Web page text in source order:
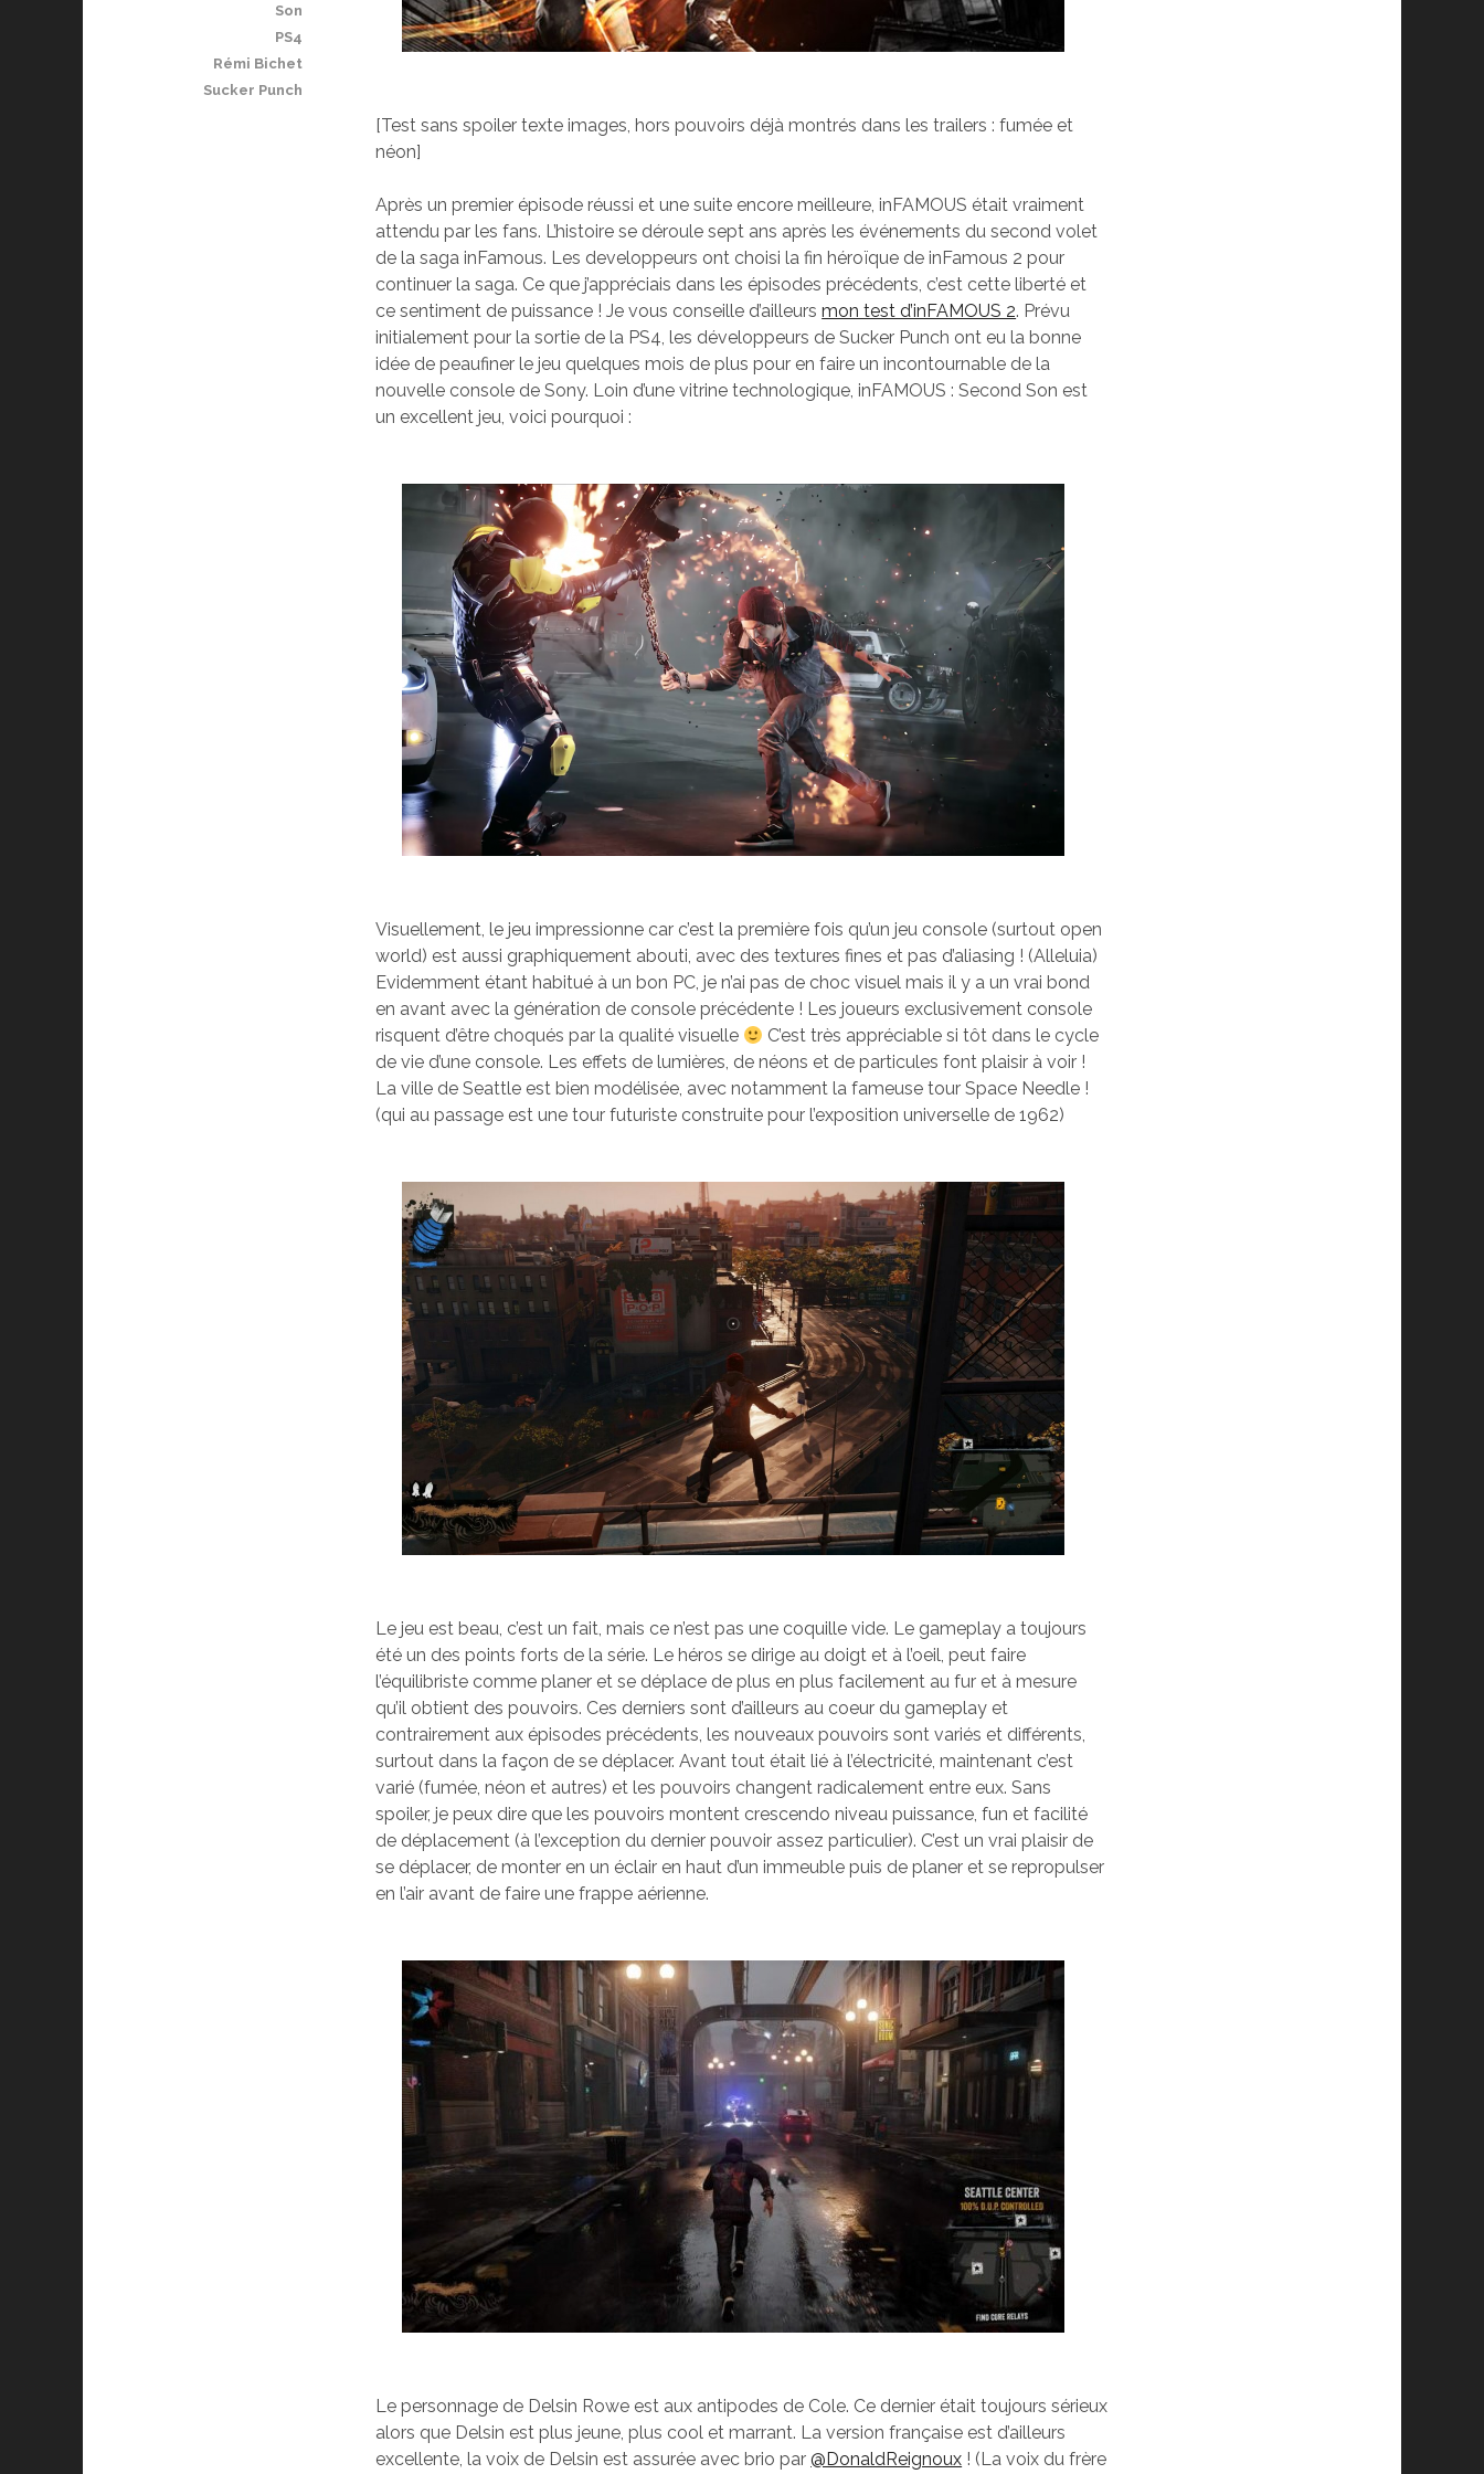
[Test sans spoiler texte images, hors pouvoirs déjà montrés dans les trailers : fumée et
néon]
Après un premier épisode réussi et une suite encore meilleure, inFAMOUS était vraiment
attendu par les fans. L’histoire se déroule sept ans après les événements du second volet
de la saga inFamous. Les developpeurs ont choisi la fin héroïque de inFamous 2 pour
continuer la saga. Ce que j’appréciais dans les épisodes précédents, c’est cette liberté et
ce sentiment de puissance ! Je vous conseille d’ailleursmon test d’inFAMOUS 2. Prévu
initialement pour la sortie de la PS4, les développeurs de Sucker Punch ont eu la bonne
idée de peaufiner le jeu quelques mois de plus pour en faire un incontournable de la
nouvelle console de Sony. Loin d’une vitrine technologique, inFAMOUS : Second Son est
un excellent jeu, voici pourquoi :
Visuellement, le jeu impressionne car c’est la première fois qu’un jeu console (surtout open
world) est aussi graphiquement abouti, avec des textures fines et pas d’aliasing ! (Alleluia)
Evidemment étant habitué à un bon PC, je n’ai pas de choc visuel mais il y a un vrai bond
en avant avec la génération de console précédente ! Les joueurs exclusivement console
risquent d’être choqués par la qualité visuelle
C’est très appréciable si tôt dans le cycle
de vie d’une console. Les effets de lumières, de néons et de particules font plaisir à voir !
La ville de Seattle est bien modélisée, avec notamment la fameuse tour Space Needle !
(qui au passage est une tour futuriste construite pour l’exposition universelle de 1962)
Le jeu est beau, c’est un fait, mais ce n’est pas une coquille vide. Le gameplay a toujours
été un des points forts de la série. Le héros se dirige au doigt et à l’oeil, peut faire
l’équilibriste comme planer et se déplace de plus en plus facilement au fur et à mesure
qu’il obtient des pouvoirs. Ces derniers sont d’ailleurs au coeur du gameplay et
contrairement aux épisodes précédents, les nouveaux pouvoirs sont variés et différents,
surtout dans la façon de se déplacer. Avant tout était lié à l’électricité, maintenant c’est
varié (fumée, néon et autres) et les pouvoirs changent radicalement entre eux. Sans
spoiler, je peux dire que les pouvoirs montent crescendo niveau puissance, fun et facilité
de déplacement (à l’exception du dernier pouvoir assez particulier). C’est un vrai plaisir de
se déplacer, de monter en un éclair en haut d’un immeuble puis de planer et se repropulser
en l’air avant de faire une frappe aérienne.
Le personnage de Delsin Rowe est aux antipodes de Cole. Ce dernier était toujours sérieux
alors que Delsin est plus jeune, plus cool et marrant. La version française est d’ailleurs
excellente, la voix de Delsin est assurée avec brio par@DonaldReignoux ! (La voix du frère
Son
PS4
Rémi Bichet
Sucker Punch